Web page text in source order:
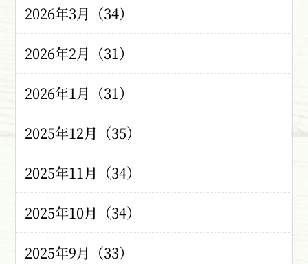
2026年3月（34）
2026年2月（31）
2026年1月（31）
2025年12月（35）
2025年11月（34）
2025年10月（34）
2025年9月（33）